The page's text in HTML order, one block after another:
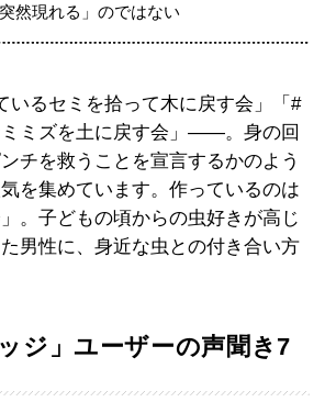
然現れる」のではない
いるセミを拾って木に戻す会」「#
ミズを土に戻す会」――。身の回
チを救うことを宣言するかのよう
を集めています。作っているのは
」。子どもの頃からの虫好きが高じ
た男性に、身近な虫との付き合い方
ジ」ユーザーの声聞き7